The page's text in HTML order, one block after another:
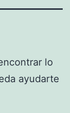
lo
ayudarte